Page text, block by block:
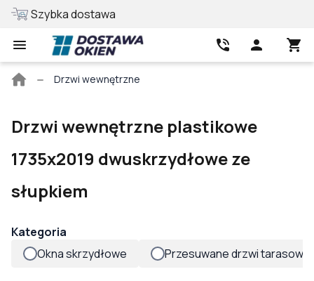
Szybka dostawa
Strona
Drzwi wewnętrzne
Drzwi wewnętrzne plastikowe
1735x2019 dwuskrzydłowe ze
słupkiem
Kategoria
Okna skrzydłowe
Przesuwane drzwi tarasowe